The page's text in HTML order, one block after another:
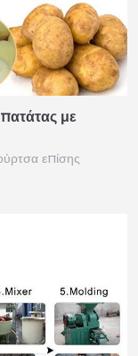
με
επίσης